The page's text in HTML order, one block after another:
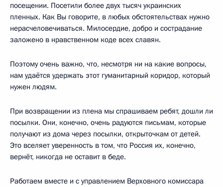
посещении. Посетили более двух тысяч украинских
пленных. Как Вы говорите, в любых обстоятельствах нужно
нерасчеловечиваться. Милосердие, добро и сострадание
заложено в нравственном коде всех славян.
Поэтому очень важно, что, несмотря ни на какие вопросы,
нам удаётся удержать этот гуманитарный коридор, который
нужен людям.
При возвращении из плена мы спрашиваем ребят, дошли ли
посылки. Они, конечно, очень радуются письмам, которые
получают из дома через посылки, открыточкам от детей.
Это вселяет уверенность в том, что Россия их, конечно,
вернёт, никогда не оставит в беде.
Работаем вместе и с управлением Верховного комиссара